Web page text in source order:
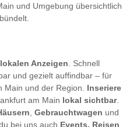
und Umgebung übersichtlich
lokalen Anzeigen. Schnell
und gezielt auffindbar – für
Main und der Region. Inseriere
am Main lokal sichtbar.
, Gebrauchtwagen und
bei uns auch Events, Reisen